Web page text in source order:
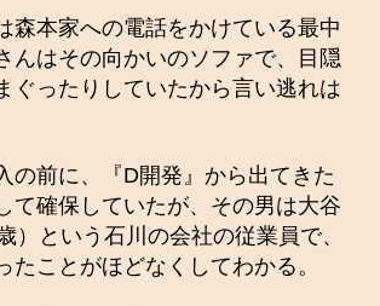
森本家への電話をかけている最中
んはその向かいのソファで、目隠
ぐったりしていたから言い逃れは
の前に、『D開発』から出てきた
て確保していたが、その男は大谷
）という石川の会社の従業員で、
たことがほどなくしてわかる。